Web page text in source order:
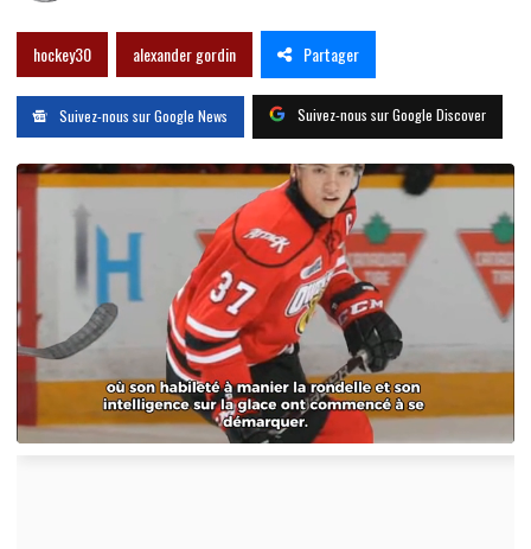
hockey30 alexander gordin Partager
Suivez-nous sur Google News Suivez-nous sur Google Discover